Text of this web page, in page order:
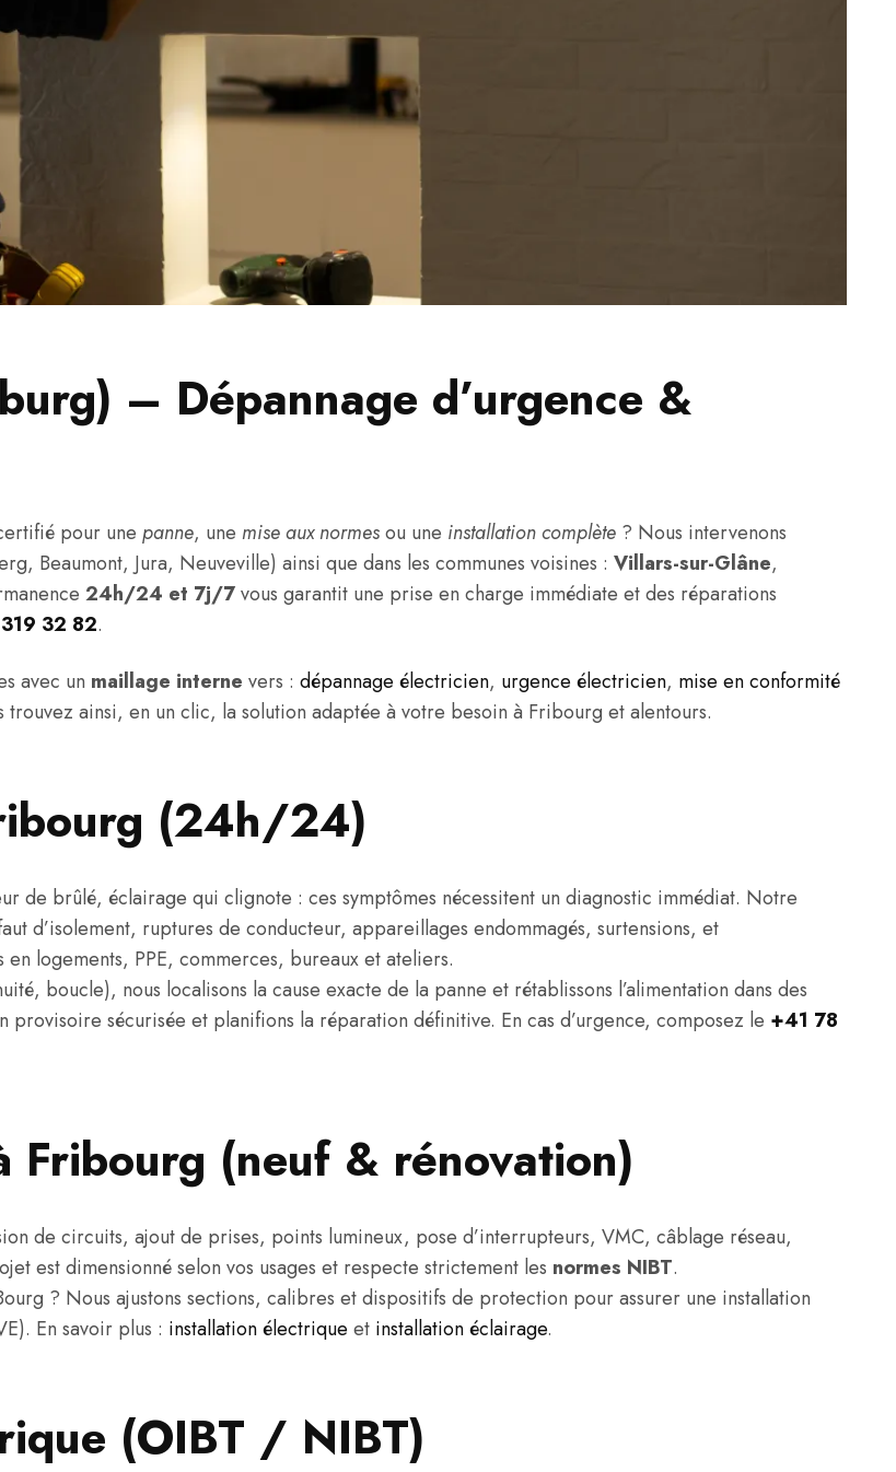
– Dépannage d’urgence &
pour une panne, une mise aux normesou une installation complète ? Nous intervenons
Beaumont, Jura, Neuveville) ainsi que dans les communes voisines : Villars-sur-Glâne,
24h/24 et 7j/7vous garantit une prise en charge immédiate et des réparations
32 82.
avec un maillage interne vers : dépannage électricien, urgence électricien, mise en conformité
trouvez ainsi, en un clic, la solution adaptée à votre besoin à Fribourg et alentours.
(24h/24)
de brûlé, éclairage qui clignote : ces symptômes nécessitent un diagnostic immédiat. Notre
d’isolement, ruptures de conducteur, appareillages endommagés, surtensions, et
en logements, PPE, commerces, bureaux et ateliers.
boucle), nous localisons la cause exacte de la panne et rétablissons l’alimentation dans des
provisoire sécurisée et planifions la réparation définitive. En cas d’urgence, composez le +41 78
Fribourg (neuf & rénovation)
de circuits, ajout de prises, points lumineux, pose d’interrupteurs, VMC, câblage réseau,
est dimensionné selon vos usages et respecte strictement les normes NIBT.
? Nous ajustons sections, calibres et dispositifs de protection pour assurer une installation
En savoir plus : installation électrique et installation éclairage.
(OIBT / NIBT)